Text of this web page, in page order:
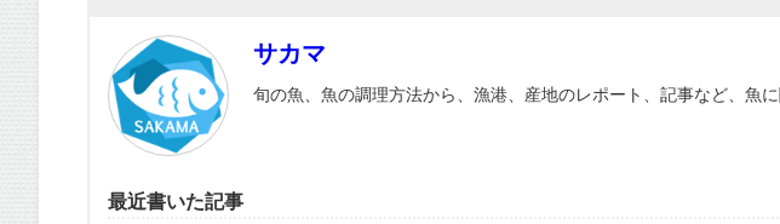
サカマ
旬の魚、魚の調理方法から、漁港、産地のレポート、記事など、魚
最近書いた記事